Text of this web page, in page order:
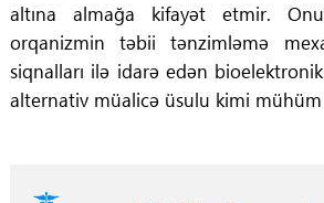
altına almağa kifayət etmir.
orqanizmin təbii tənzimləmə
siqnalları ilə idarə edən
alternativ müalicə üsulu kimi